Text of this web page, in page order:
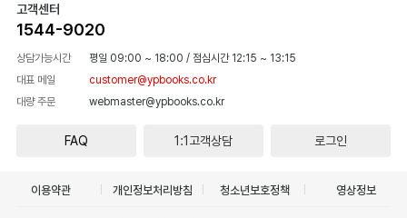
고객센터
1544-9020
상담가능시간 평일 09:00 ~ 18:00 / 점심시간 12:15 ~ 13:15
대표 메일
customer@ypbooks.co.kr
대량 주문
webmaster@ypbooks.co.kr
FAQ 1:1고객상담 로그인
이용약관 개인정보처리방침 청소년보호정책 영상정보